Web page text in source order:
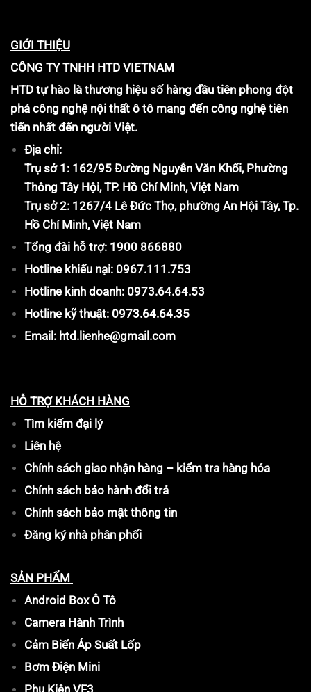
GIỚI THIỆU
CÔNG TY TNHH HTD VIETNAM
HTD tự hào là thương hiệu số hàng đầu tiên phong đột
phá công nghệ nội thất ô tô mang đến công nghệ tiên
tiến nhất đến người Việt.
Địa chỉ:
Trụ sở 1: 162/95 Đường Nguyễn Văn Khối, Phường
Thông Tây Hội, TP. Hồ Chí Minh, Việt Nam
Trụ sở 2: 1267/4 Lê Đức Thọ, phường An Hội Tây, Tp.
Hồ Chí Minh, Việt Nam
Tổng đài hỗ trợ: 1900 866880
Hotline khiếu nại: 0967.111.753
Hotline kinh doanh: 0973.64.64.53
Hotline kỹ thuật: 0973.64.64.35
Email: htd.lienhe@gmail.com
HỖ TRỢ KHÁCH HÀNG
Tìm kiếm đại lý
Liên hệ
Chính sách giao nhận hàng – kiểm tra hàng hóa
Chính sách bảo hành đổi trả
Chính sách bảo mật thông tin
Đăng ký nhà phân phối
SẢN PHẨM
Android Box Ô Tô
Camera Hành Trình
Cảm Biến Áp Suất Lốp
Bơm Điện Mini
Phụ Kiện VF3